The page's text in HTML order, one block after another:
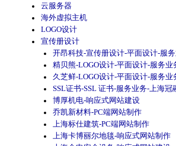
云服务器
海外虚拟主机
LOGO设计
宣传册设计
开昂科技-宣传册设计-平面设计-服
精贝熊-LOGO设计-平面设计-服务
久芝鲜-LOGO设计-平面设计-服务
SSL证书-SSL 证书-服务业务-上海冠
博厚机电-响应式网站建设
乔凯新材料-PC端网站制作
上海标仕建筑-PC端网站制作
上海卡博丽尔地毯-响应式网站制作